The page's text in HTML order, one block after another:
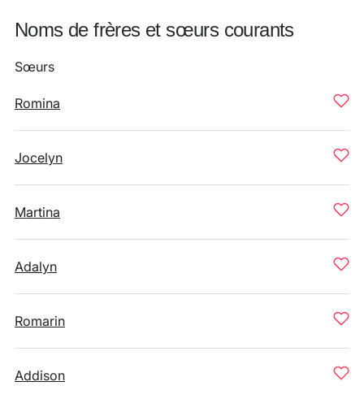
Noms de frères et sœurs courants
Sœurs
Romina
Jocelyn
Martina
Adalyn
Romarin
Addison